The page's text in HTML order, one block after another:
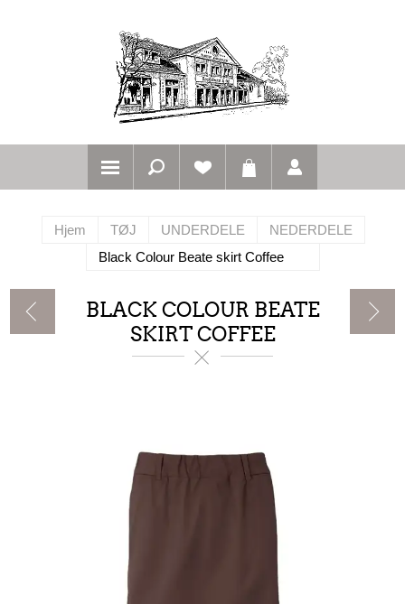
Hjem TØJ UNDERDELE
NEDERDELE
Black Colour Beate skirt Coffee
BLACK COLOUR BEATE
SKIRT COFFEE